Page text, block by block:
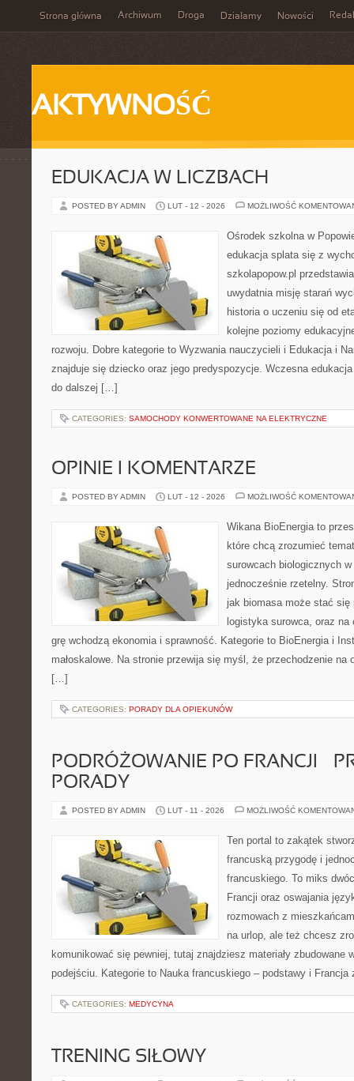
Strona główna Archiwum Droga Działamy Nowości
AKTYWNOŚĆ
EDUKACJA W LICZBACH
POSTED BY ADMIN LUT - 12 - 2026 MOŻLIWOŚĆ
Ośrodek szkolna w
edukacja splata się z
szkolapopow.pl
uwydatnia misję starań
historia o uczeniu się od
kolejne poziomy
rozwoju. Dobre kategorie to Wyzwania nauczycieli i Edukacja i
znajduje się dziecko oraz jego predyspozycje. Wczesna
do dalszej […]
CATEGORIES: SAMOCHODY KONWERTOWANE NA ELEKTRYCZNE
OPINIE I KOMENTARZE
POSTED BY ADMIN LUT - 12 - 2026 MOŻLIWOŚĆ
Wikana BioEnergia to
które chcą zrozumieć
surowcach biologicznych
jednocześnie rzetelny.
jak biomasa może stać się
logistyka surowca, oraz
grę wchodzą ekonomia i sprawność. Kategorie to BioEnergia i
małoskalowe. Na stronie przewija się myśl, że przechodzenie na
[…]
CATEGORIES: PORADY DLA OPIEKUNÓW
PODRÓŻOWANIE PO FRANCJI –
PORADY
POSTED BY ADMIN LUT - 11 - 2026 MOŻLIWOŚĆ
Ten portal to zakątek
francuską przygodę i
francuskiego. To miks
Francji oraz oswajania
rozmowach z
na urlop, ale też chcesz
komunikować się pewniej, tutaj znajdziesz materiały zbudowane
podejściu. Kategorie to Nauka francuskiego – podstawy i
CATEGORIES: MEDYCYNA
TRENING SIŁOWY